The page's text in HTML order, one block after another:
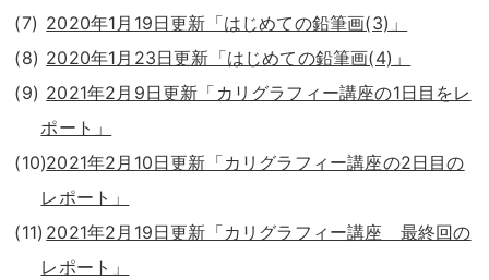
2020年1月19日更新「はじめての鉛筆画(3)」
2020年1月23日更新「はじめての鉛筆画(4)」
2021年2月9日更新「カリグラフィー講座の1日目をレ
ポート」
2021年2月10日更新「カリグラフィー講座の2日目の
レポート」
2021年2月19日更新「カリグラフィー講座 最終回の
レポート」